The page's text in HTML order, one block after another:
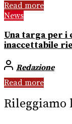
Read more
News
Una targa per i
inaccettabile
Redazione
Read more
Rileggiamo